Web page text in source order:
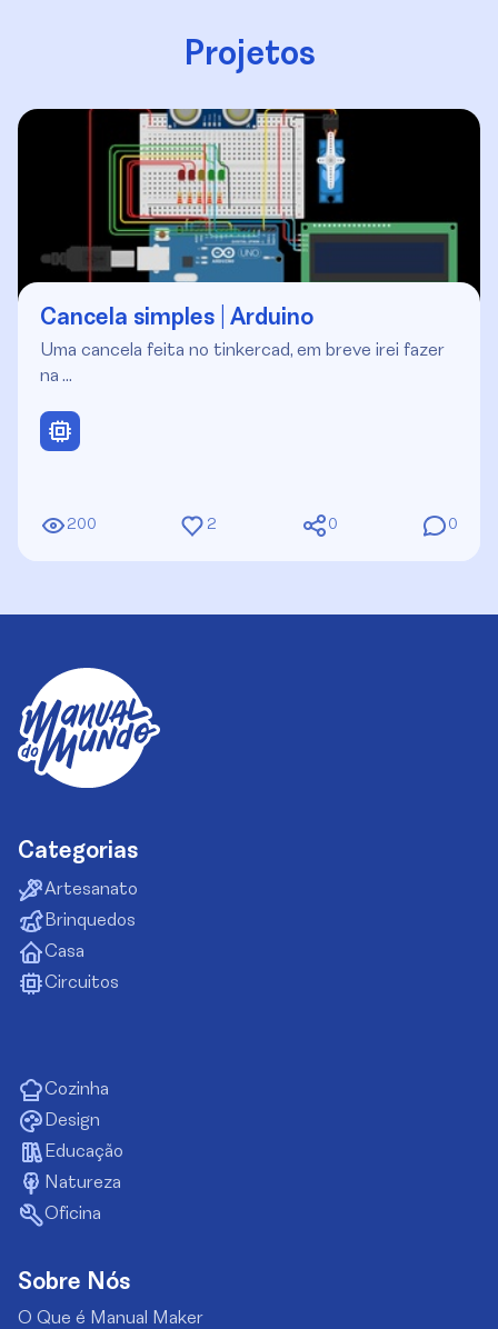
Projetos
Cancela simples | Arduino
Uma cancela feita no tinkercad, em breve irei fazer
na …
200 2 0 0
Categorias
Artesanato
Brinquedos
Casa
Circuitos
Cozinha
Design
Educação
Natureza
Oficina
Sobre Nós
O Que é Manual Maker